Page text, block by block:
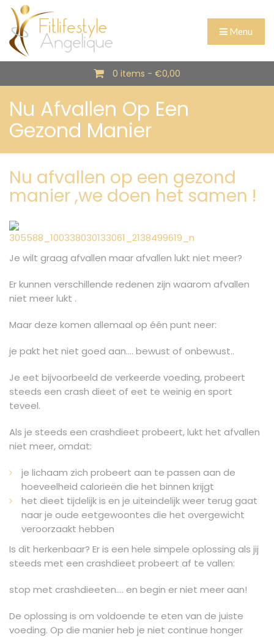
Menu
0 items - €0,00
Nu Afvallen Op Een
Gezond Manier
Nu afvallen op een gezond
manier ,we doen het samen !
Je wilt graag afvallen maar afvallen lukt niet meer?
Er kunnen verschillende redenen zijn waarom afvallen
niet meer lukt .
Maar deze komen allemaal op één punt neer:
je pakt het niet goed aan…. bewust of onbewust..
Je eet bijvoorbeeld de verkeerde voeding, probeert
steeds een crash dieet of eet te weinig en sport
teveel.
Als je steeds een crashdieet probeert, lukt het afvallen
niet meer, omdat:
je lichaam zich probeert aan te passen aan de
hoeveelheid calorieën die het binnen krijgt
het dieet tijdelijk is en je uiteindelijk weer terug gaat
naar je oude eetgewoontes die het overgewicht
veroorzaakt hebben
Is dit herkenbaar? Er is een hele simpele oplossing als jij
steeds met een crashdieet probeert af te vallen:
stop met crashdieeten…. en begin er niet meer aan!
De oplossing is om voldoende te eten van de juiste
voeding. Op die manier heb je niet continue honger